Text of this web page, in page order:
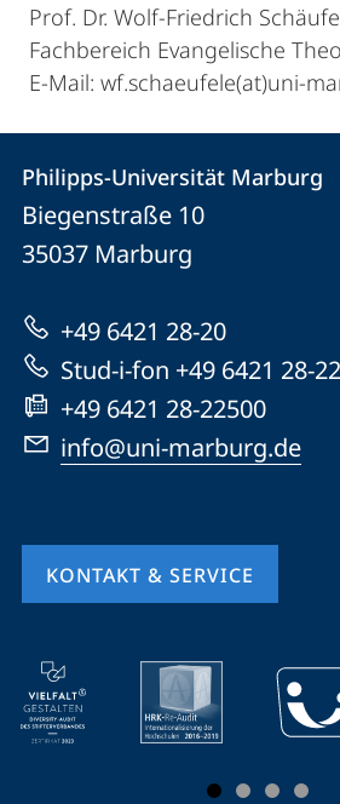
Prof. Dr. Wolf-Friedrich
Fachbereich Evangelische
E-Mail: wf.schaeufele(at)uni-
Kontakt
und
Informationen
zur
Website
Kontaktinformationen
Philipps-
Universität
Marburg
Philipps-Universität Marburg
Biegenstraße 10
35037 Marburg
+49 6421 28-20
Stud-i-fon +49 6421 28-
+49 6421 28-22500
info@uni-marburg.de
KONTAKT & SERVICE
Mobile-
Service-
Navigation